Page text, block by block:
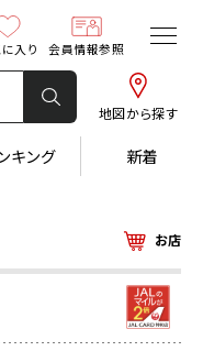
地図から探す
入り 会員情報参照
キング 新着
お店